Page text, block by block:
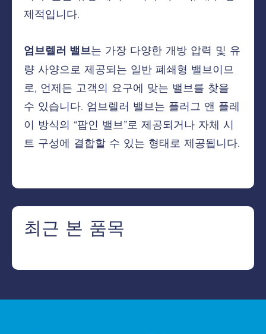
your local sales department
Europe: +31 541 570620
America: 440-201-6211
Asia: +82 10 7926 2703
Last name *
제적입니다.
엄브렐러 밸브는 가장 다양한 개방 압력 및 유
량 사양으로 제공되는 일반 폐쇄형 밸브이므
로, 언제든 고객의 요구에 맞는 밸브를 찾을
수 있습니다. 엄브렐러 밸브는 플러그 앤 플레
이 방식의 “팝인 밸브”로 제공되거나 자체 시
트 구성에 결합할 수 있는 형태로 제공됩니다.
최근 본 품목